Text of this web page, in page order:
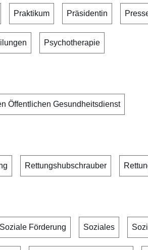
Praktikum Präsidentin
Psychotherapie
Öffentlichen Gesundheitsdienst
Rettungshubschrauber
Soziale Förderung Soziales